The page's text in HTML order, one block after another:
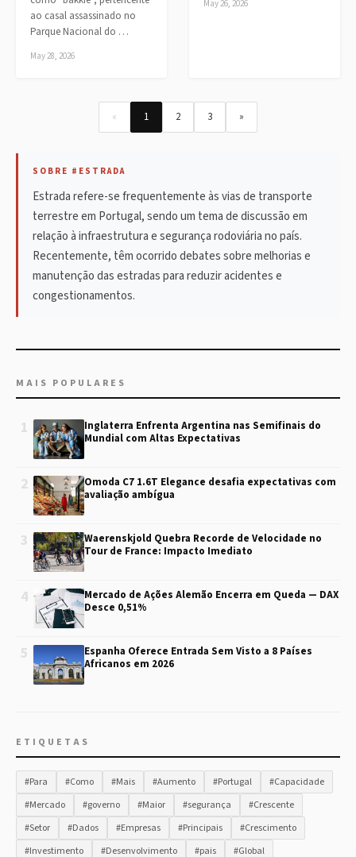
ao casal assassinado no
Parque Nacional do …
May 28, 2026
May 26, 2026
« 1 2 3 »
SOBRE #ESTRADA
Estrada refere-se frequentemente às vias de transporte
terrestre em Portugal, sendo um tema de discussão em
relação à infraestrutura e segurança rodoviária no país.
Recentemente, têm ocorrido debates sobre melhorias e
manutenção das estradas para reduzir acidentes e
congestionamentos.
MAIS POPULARES
1
Inglaterra Enfrenta Argentina nas Semifinais do
Mundial com Altas Expectativas
2
Omoda C7 1.6T Elegance desafia expectativas com
avaliação ambígua
3
Waerenskjold Quebra Recorde de Velocidade no
Tour de France: Impacto Imediato
4
Mercado de Ações Alemão Encerra em Queda — DAX
Desce 0,51%
5
Espanha Oferece Entrada Sem Visto a 8 Países
Africanos em 2026
ETIQUETAS
#Para #Como #Mais #Aumento #Portugal
#Capacidade
#Mercado
#governo #Maior #segurança
#Crescente
#Setor
#Dados #Empresas #Principais
#Crescimento
#Investimento
#Desenvolvimento #pais #Global